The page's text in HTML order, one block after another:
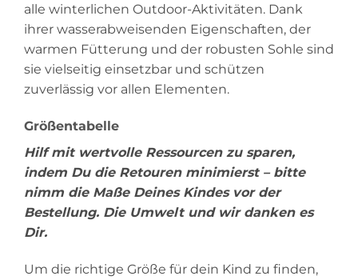
alle winterlichen Outdoor-Aktivitäten. Dank
ihrer wasserabweisenden Eigenschaften, der
warmen Fütterung und der robusten Sohle sind
sie vielseitig einsetzbar und schützen
zuverlässig vor allen Elementen.
Größentabelle
Hilf mit wertvolle Ressourcen zu sparen,
indem Du die Retouren minimierst – bitte
nimm die Maße Deines Kindes vor der
Bestellung. Die Umwelt und wir danken es
Dir.
Um die richtige Größe für dein Kind zu finden,